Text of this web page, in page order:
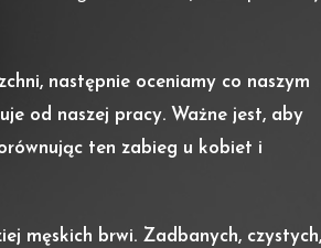
następnie oceniamy co naszym
od naszej pracy. Ważne jest, aby
ten zabieg u kobiet i
męskich brwi. Zadbanych, czystych,